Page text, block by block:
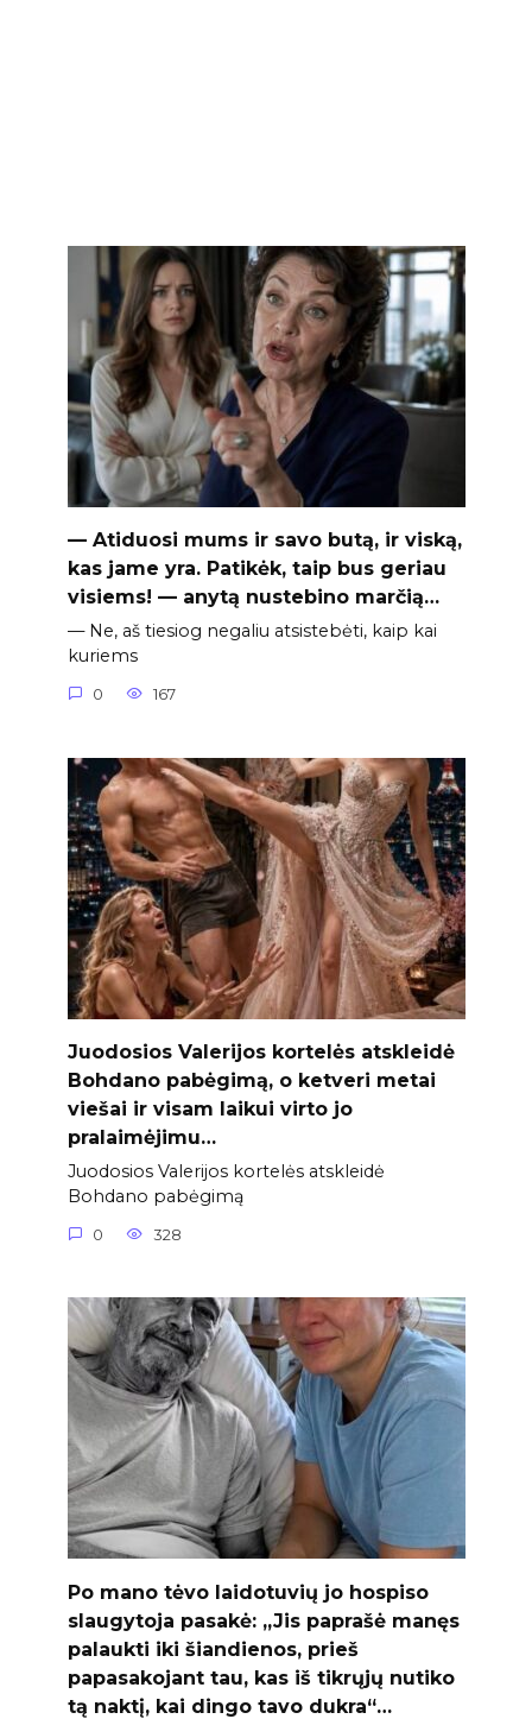
— Atiduosi mums ir savo butą, ir viską,
kas jame yra. Patikėk, taip bus geriau
visiems! — anytą nustebino marčią…
— Ne, aš tiesiog negaliu atsistebėti, kaip kai
kuriems
0 167
Juodosios Valerijos kortelės atskleidė
Bohdano pabėgimą, o ketveri metai
viešai ir visam laikui virto jo
pralaimėjimu…
Juodosios Valerijos kortelės atskleidė
Bohdano pabėgimą
0 328
Po mano tėvo laidotuvių jo hospiso
slaugytoja pasakė: „Jis paprašė manęs
palaukti iki šiandienos, prieš
papasakojant tau, kas iš tikrųjų nutiko
tą naktį, kai dingo tavo dukra“…